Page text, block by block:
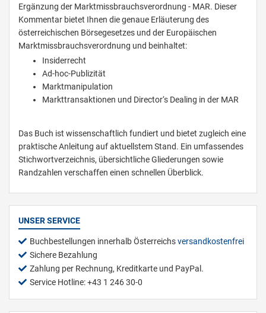
Ergänzung der Marktmissbrauchsverordnung - MAR. Dieser
Kommentar bietet Ihnen die genaue Erläuterung des
österreichischen Börsegesetzes und der Europäischen
Marktmissbrauchsverordnung und beinhaltet:
Insiderrecht
Ad-hoc-Publizität
Marktmanipulation
Markttransaktionen und Director‘s Dealing in der MAR
Das Buch ist wissenschaftlich fundiert und bietet zugleich eine
praktische Anleitung auf aktuellstem Stand. Ein umfassendes
Stichwortverzeichnis, übersichtliche Gliederungen sowie
Randzahlen verschaffen einen schnellen Überblick.
UNSER SERVICE
Buchbestellungen innerhalb Österreichsversandkostenfrei
Sichere Bezahlung
Zahlung per Rechnung, Kreditkarte und PayPal.
Service Hotline: +43 1 246 30-0